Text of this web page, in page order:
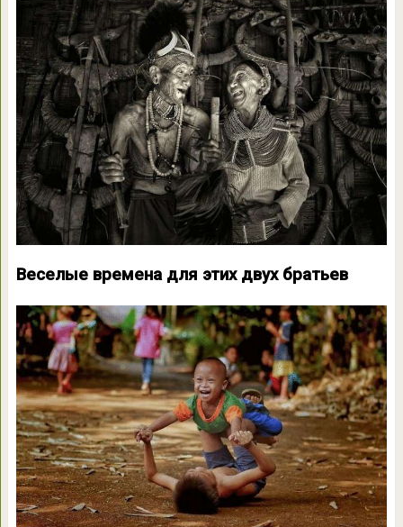
Веселые времена для этих двух братьев